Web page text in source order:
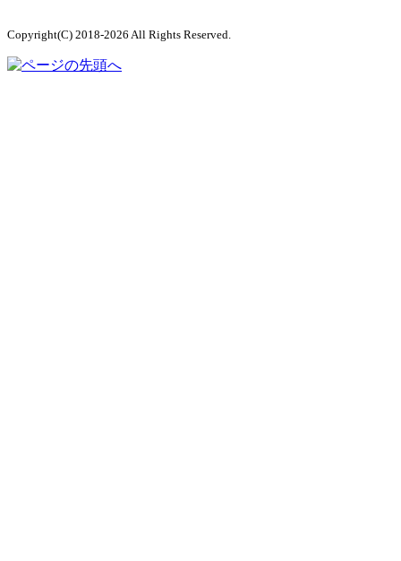
Copyright(C) 2018-2026 All Rights Reserved.